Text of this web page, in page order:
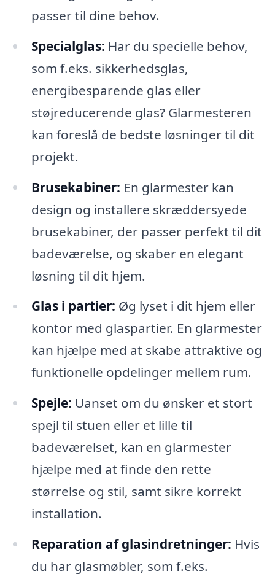
passer til dine behov.
Specialglas: Har du specielle behov,
som f.eks. sikkerhedsglas,
energibesparende glas eller
støjreducerende glas? Glarmesteren
kan foreslå de bedste løsninger til dit
projekt.
Brusekabiner: En glarmester kan
design og installere skræddersyede
brusekabiner, der passer perfekt til dit
badeværelse, og skaber en elegant
løsning til dit hjem.
Glas i partier: Øg lyset i dit hjem eller
kontor med glaspartier. En glarmester
kan hjælpe med at skabe attraktive og
funktionelle opdelinger mellem rum.
Spejle: Uanset om du ønsker et stort
spejl til stuen eller et lille til
badeværelset, kan en glarmester
hjælpe med at finde den rette
størrelse og stil, samt sikre korrekt
installation.
Reparation af glasindretninger: Hvis
du har glasmøbler, som f.eks.